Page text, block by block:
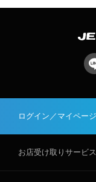
ログイン／マイページ
お店受け取りサービス